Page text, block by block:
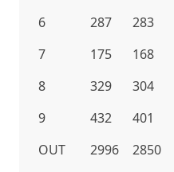
6
287 283
7
175 168
8
329 304
9
432 401
OUT
2996 2850